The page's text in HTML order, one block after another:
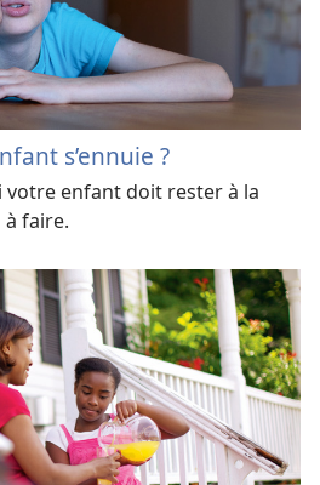
s’ennuie ?
votre enfant doit rester à la
à faire.